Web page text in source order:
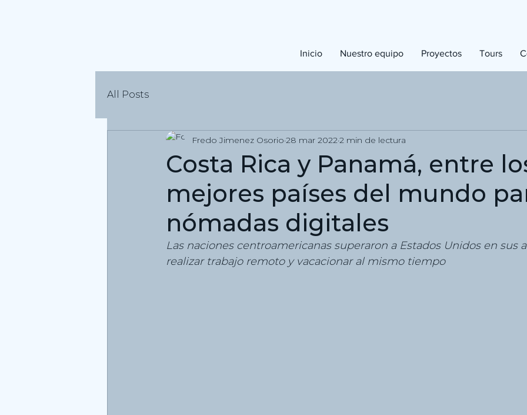
Home
Eden
Inicio Nuestro equipo Proyectos Tours
All Posts
Costa Rica y Panamá, entre
mejores países del mundo
nómadas digitales
Fredo Jimenez Osorio 28 mar 2022 2 min de lectura
Las naciones centroamericanas superaron a Estados Unidos en sus
realizar trabajo remoto y vacacionar al mismo tiempo